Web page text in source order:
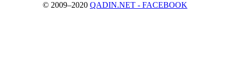
© 2009–2020 QADIN.NET - FACEBOOK